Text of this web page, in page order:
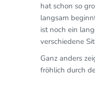
hat schon so
langsam
ist noch ein
verschiedene
Ganz anders
fröhlich durch